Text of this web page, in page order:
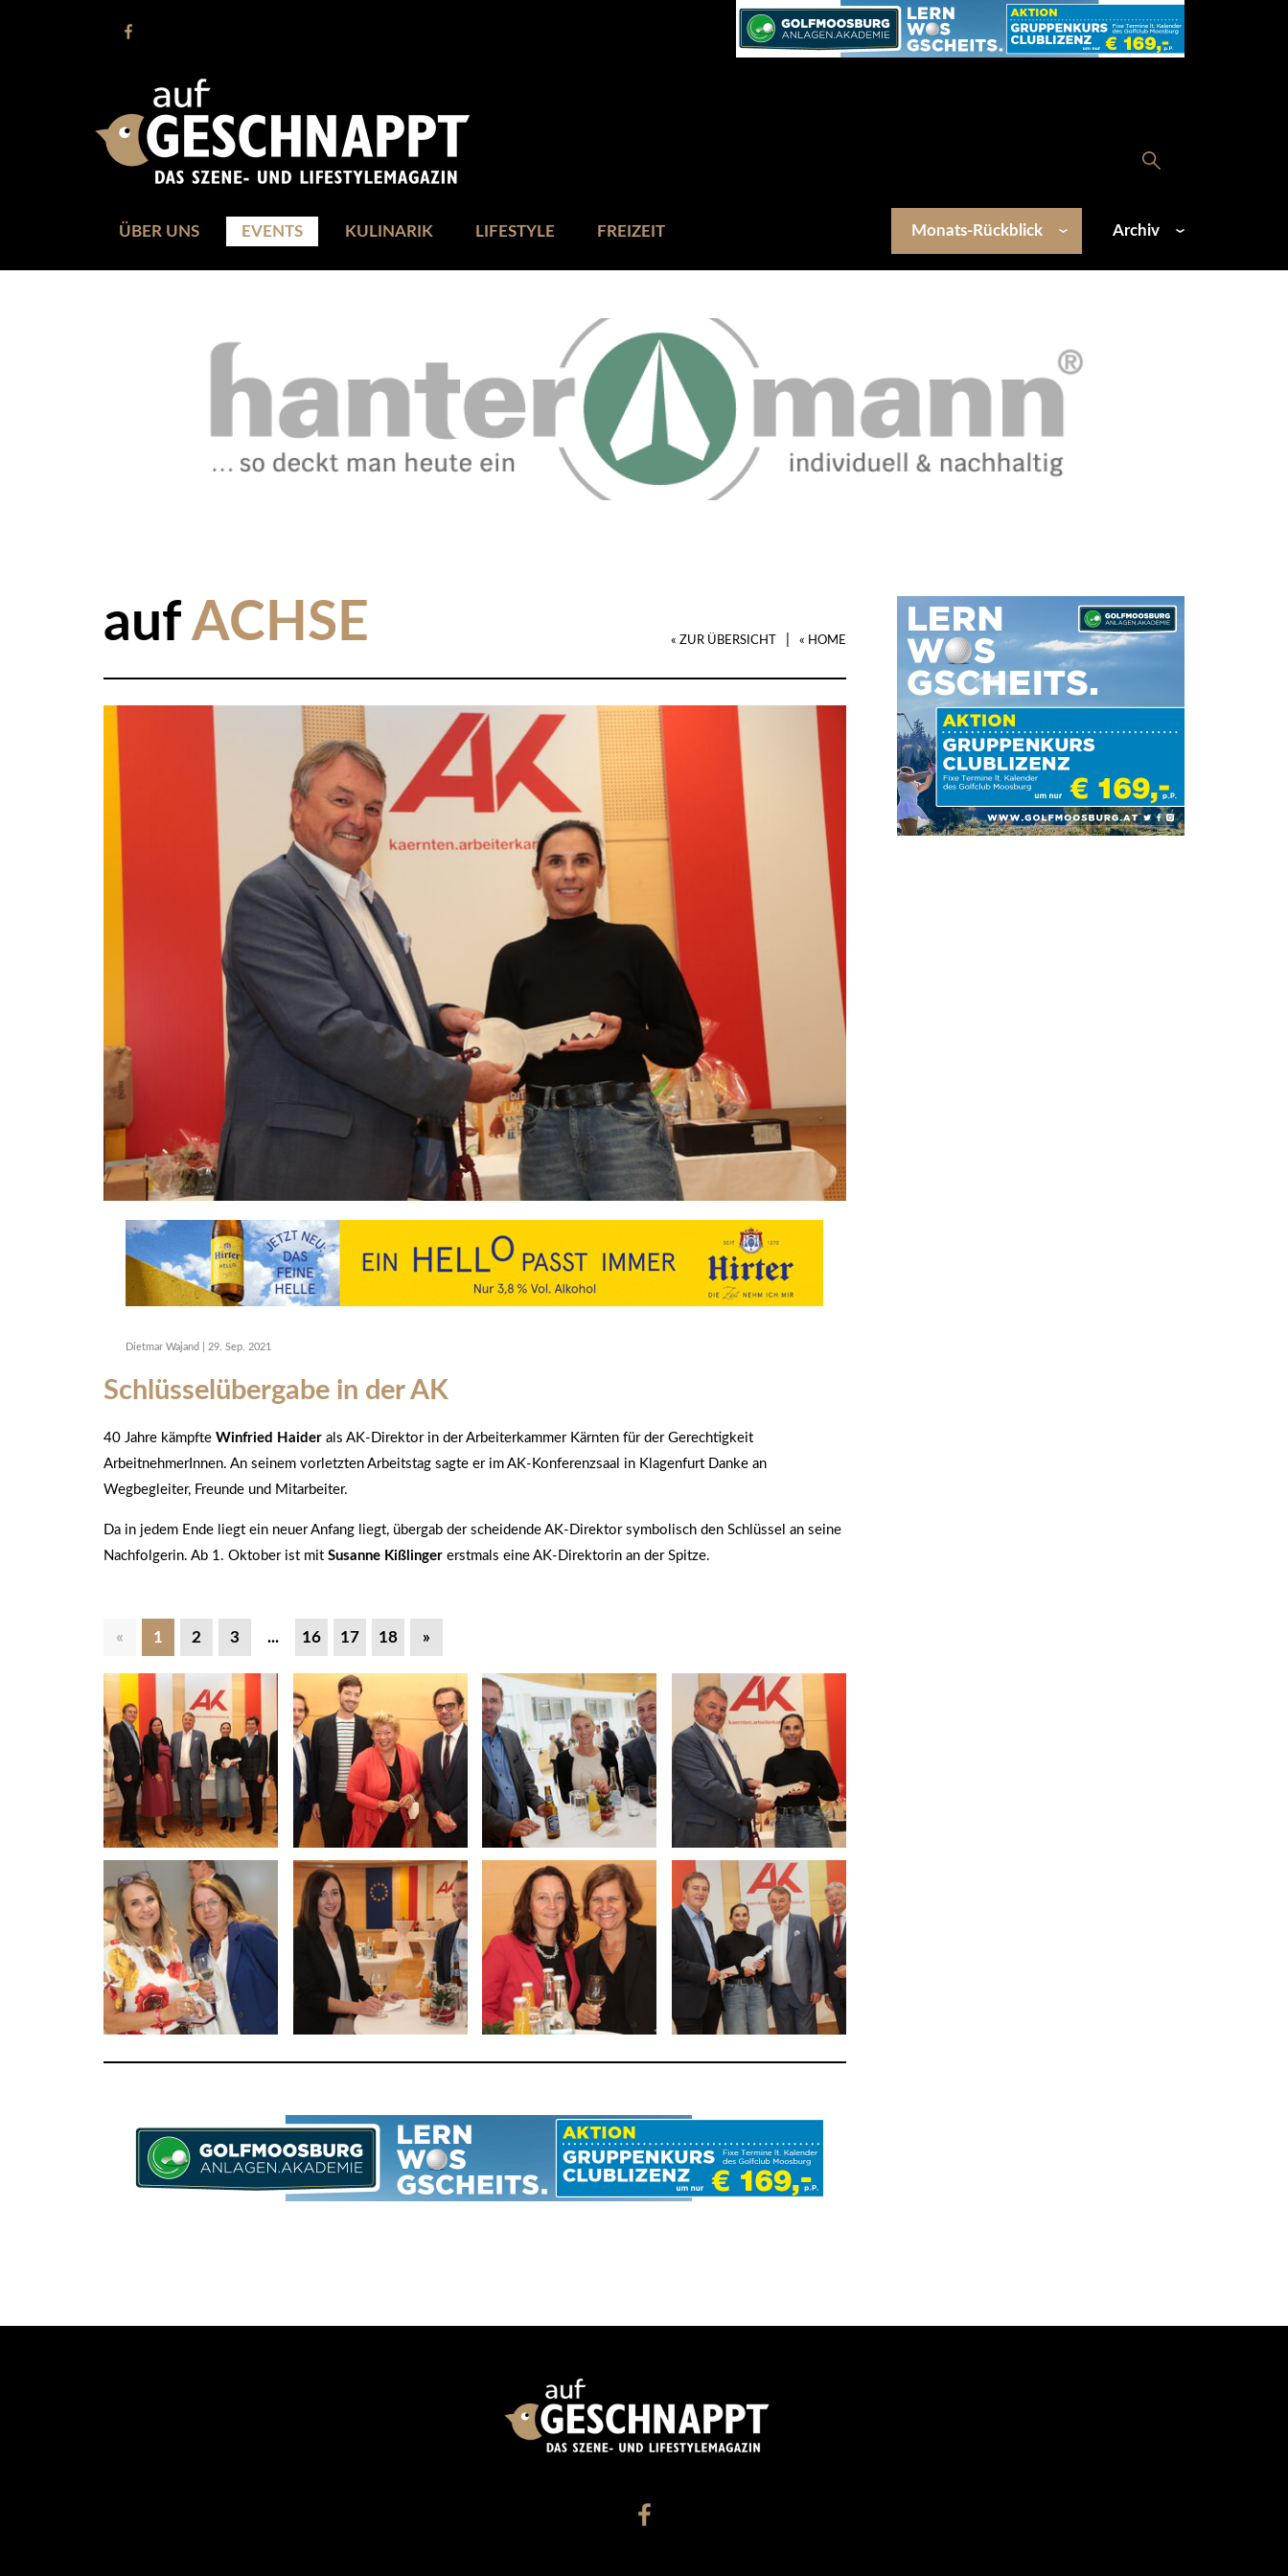
ÜBER UNS EVENTS KULINARIK LIFESTYLE FREIZEIT Monats-Rückblick Archiv
aufACHSE « ZUR ÜBERSICHT « HOME
Dietmar Wajand 29. Sep. 2021
Schlüsselübergabe in der AK
40 Jahre kämpfte Winfried Haider als AK-Direktor in der Arbeiterkammer Kärnten für der Gerechtigkeit
ArbeitnehmerInnen. An seinem vorletzten Arbeitstag sagte er im AK-Konferenzsaal in Klagenfurt Danke an
Wegbegleiter, Freunde und Mitarbeiter.
Da in jedem Ende liegt ein neuer Anfang liegt, übergab der scheidende AK-Direktor symbolisch den Schlüssel an seine
Nachfolgerin. Ab 1. Oktober ist mit Susanne Kißlinger erstmals eine AK-Direktorin an der Spitze.
« 1 2 3 ... 16 17 18 »